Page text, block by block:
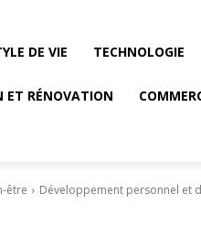
DE VIE TECHNOLOGIE
ET RÉNOVATION
être Développement personnel et